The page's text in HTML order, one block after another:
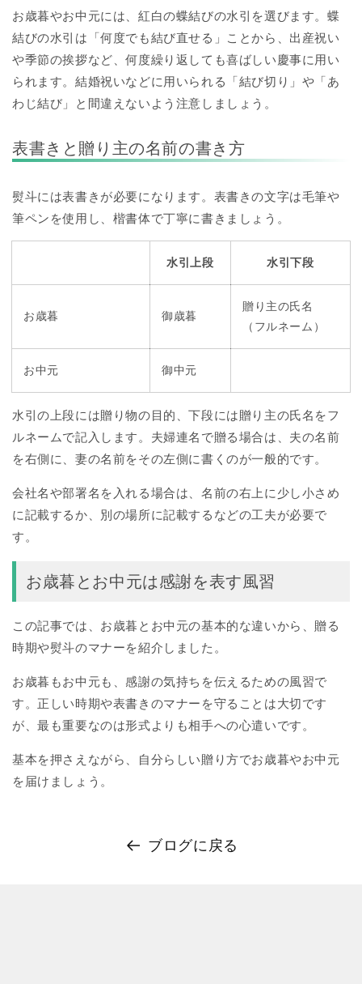
お歳暮やお中元には、紅白の蝶結びの水引を選びます。蝶
結びの水引は「何度でも結び直せる」ことから、出産祝い
や季節の挨拶など、何度繰り返しても喜ばしい慶事に用い
られます。結婚祝いなどに用いられる「結び切り」や「あ
わじ結び」と間違えないよう注意しましょう。
表書きと贈り主の名前の書き方
熨斗には表書きが必要になります。表書きの文字は毛筆や
筆ペンを使用し、楷書体で丁寧に書きましょう。
水引上段 水引下段
お歳暮 御歳暮
贈り主の氏名
（フルネーム）
お中元 御中元
水引の上段には贈り物の目的、下段には贈り主の氏名をフ
ルネームで記入します。夫婦連名で贈る場合は、夫の名前
を右側に、妻の名前をその左側に書くのが一般的です。
会社名や部署名を入れる場合は、名前の右上に少し小さめ
に記載するか、別の場所に記載するなどの工夫が必要で
す。
お歳暮とお中元は感謝を表す風習
この記事では、お歳暮とお中元の基本的な違いから、贈る
時期や熨斗のマナーを紹介しました。
お歳暮もお中元も、感謝の気持ちを伝えるための風習で
す。正しい時期や表書きのマナーを守ることは大切です
が、最も重要なのは形式よりも相手への心遣いです。
基本を押さえながら、自分らしい贈り方でお歳暮やお中元
を届けましょう。
ブログに戻る